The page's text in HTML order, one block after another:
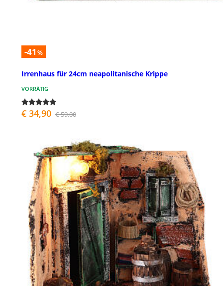
-41 %
Irrenhaus für 24cm neapolitanische Krippe
VORRÄTIG
€ 34,90 € 59,00